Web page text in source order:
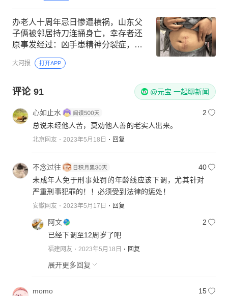
办老人十周年忌日惨遭横祸，山东父
子俩被邻居持刀连捅身亡，幸存者还
原事发经过：凶手患精神分裂症，疑
因幻听行凶
大河报 打开APP
评论 91 @元宝 一起聊新闻
心如止水
2
总说未经他人苦，莫劝他人善的老实人出来。
北京网友 2023年5月18日 回复
不念过往
40
未成年人免于刑事处罚的年龄线应该下调，尤其针对
严重刑事犯罪的！！必须受到法律的惩处！
安徽网友 2023年5月17日 回复
阿文
2
已经下调至12周岁了吧
福建网友 2023年5月18日 回复
展开更多回复
momo
15